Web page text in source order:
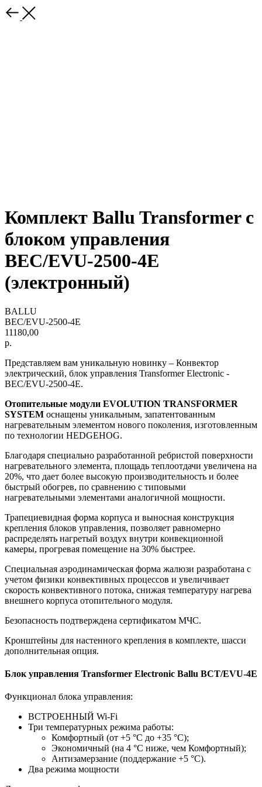
Комплект Ballu Transformer с
блоком управления
BEC/EVU-2500-4E
(электронный)
BALLU
BEC/EVU-2500-4E
11180,00
р.
Представляем вам уникальную новинку – Конвектор
электрический, блок управления Transformer Electronic -
BEC/EVU-2500-4E.
Отопительные модули EVOLUTION TRANSFORMER
SYSTEM оснащены уникальным, запатентованным
нагревательным элементом нового поколения, изготовленным
по технологии HEDGEHOG.
Благодаря специально разработанной ребристой поверхности
нагревательного элемента, площадь теплоотдачи увеличена на
20%, что дает более высокую производительность и более
быстрый обогрев, по сравнению с типовыми
нагревательными элементами аналогичной мощности.
Трапециевидная форма корпуса и выносная конструкция
крепления блоков управления, позволяет равномерно
распределять нагретый воздух внутри конвекционной
камеры, прогревая помещение на 30% быстрее.
Специальная аэродинамическая форма жалюзи разработана с
учетом физики конвективных процессов и увеличивает
скорость конвективного потока, снижая температуру нагрева
внешнего корпуса отопительного модуля.
Безопасность подтверждена сертификатом МЧС.
Кронштейны для настенного крепления в комплекте, шасси
дополнительная опция.
Блок управления Transformer Electronic Ballu BCT/EVU-4E
Функционал блока управления:
ВСТРОЕННЫЙ Wi-Fi
Три температурных режима работы:
Комфортный (от +5 °C до +35 °C);
Экономичный (на 4 °C ниже, чем Комфортный);
Антизамерзание (поддержание +5 °C).
Два режима мощности